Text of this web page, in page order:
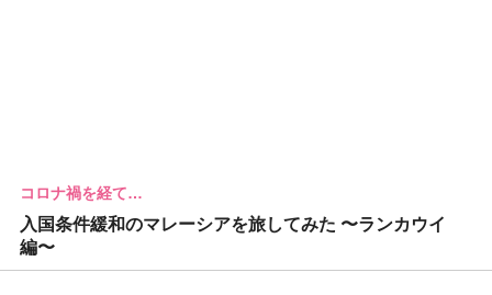
コロナ禍を経て…
入国条件緩和のマレーシアを旅してみた 〜ランカウイ
編〜